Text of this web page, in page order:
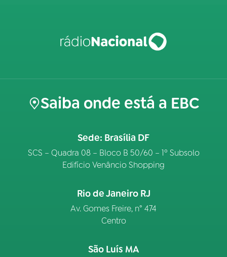
Saiba onde está a EBC
Sede: Brasília DF
SCS – Quadra 08 – Bloco B 50/60 – 1º Subsolo
Edifício Venâncio Shopping
Rio de Janeiro RJ
Av. Gomes Freire, n° 474
Centro
São Luís MA